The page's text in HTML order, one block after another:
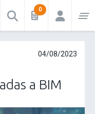
04/08/2023
a BIM